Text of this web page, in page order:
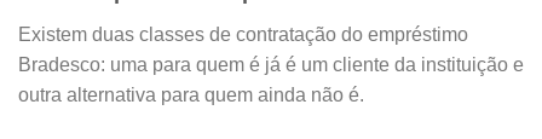
Existem duas classes de contratação do empréstimo
Bradesco: uma para quem é já é um cliente da instituição e
outra alternativa para quem ainda não é.